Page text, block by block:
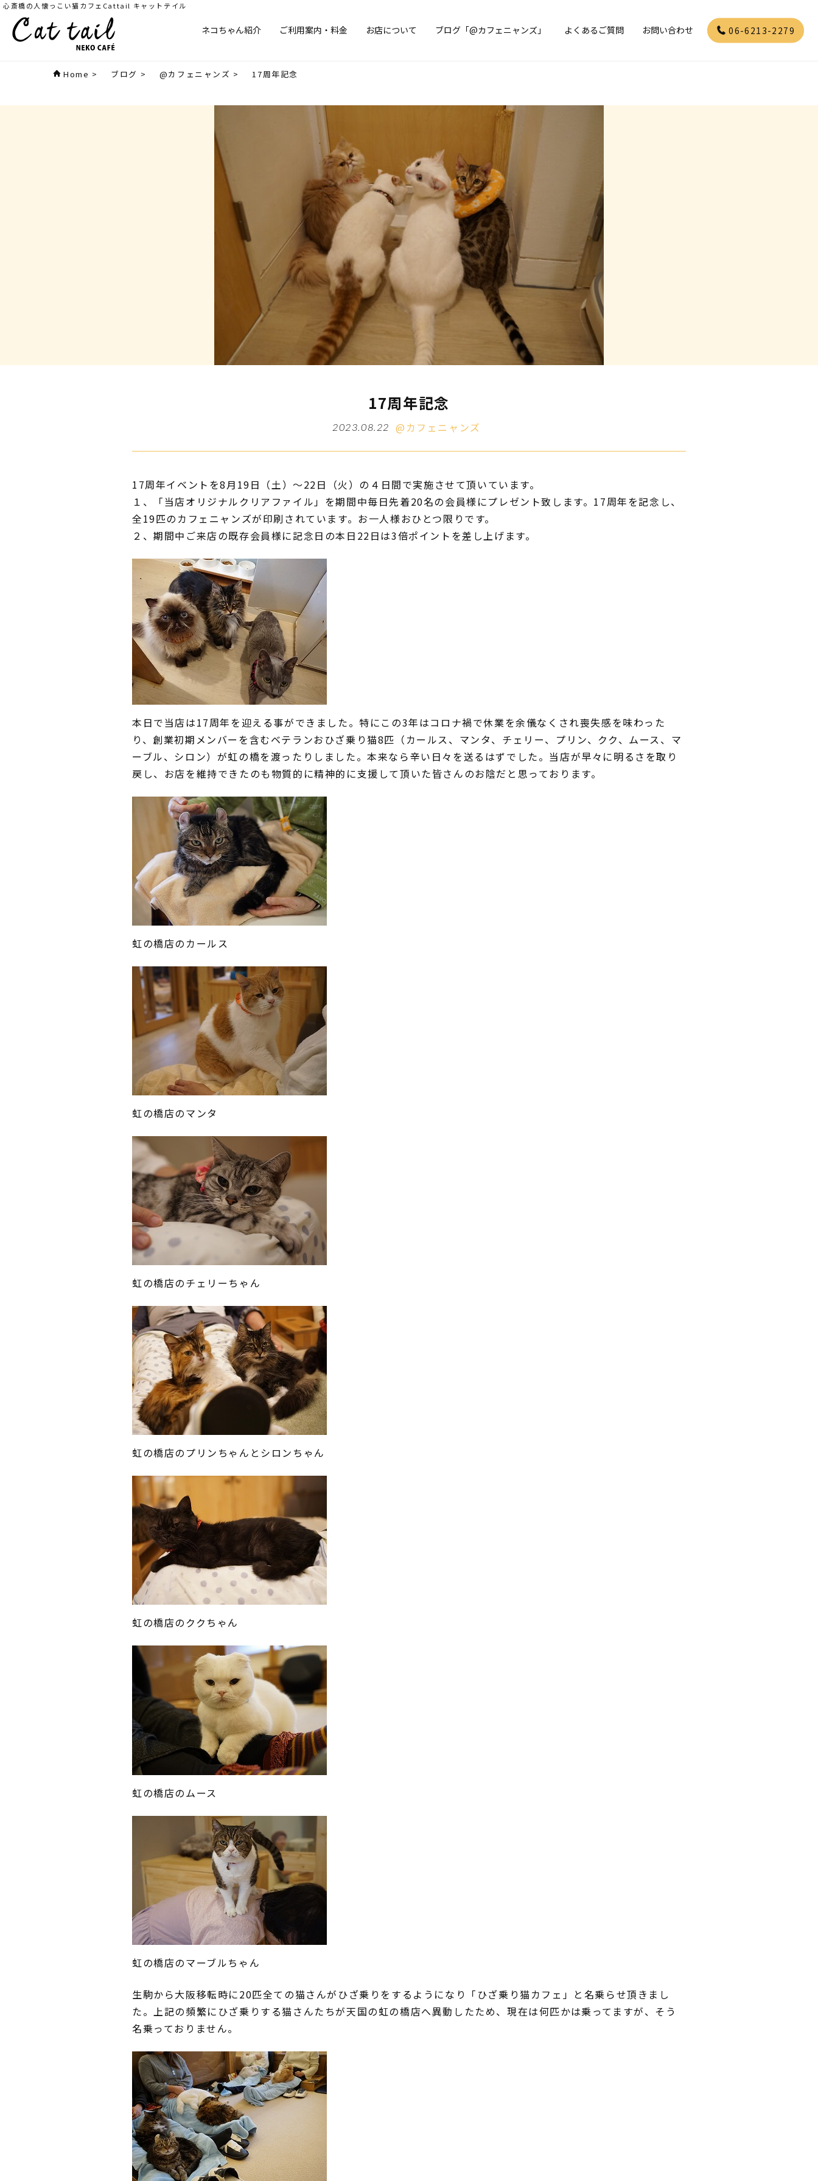
心斎橋の人懐っこい猫カフェCattail キャットテイル
ネコちゃん紹介 ご利用案内・料金 お店について ブログ「@カフェニャンズ」 よくあるご質問 お問い合わせ 06-6213-2279
Home > ブログ > @カフェニャンズ > 17周年記念
17周年記念
2023.08.22 @カフェニャンズ
17周年イベントを8月19日（土）～22日（火）の４日間で実施させて頂いています。
１、「当店オリジナルクリアファイル」を期間中毎日先着20名の会員様にプレゼント致します。17周年を記念し、
全19匹のカフェニャンズが印刷されています。お一人様おひとつ限りです。
２、期間中ご来店の既存会員様に記念日の本日22日は3倍ポイントを差し上げます。
本日で当店は17周年を迎える事ができました。特にこの3年はコロナ禍で休業を余儀なくされ喪失感を味わった
り、創業初期メンバーを含むベテランおひざ乗り猫8匹（カールス、マンタ、チェリー、プリン、クク、ムース、マ
ーブル、シロン）が虹の橋を渡ったりしました。本来なら辛い日々を送るはずでした。当店が早々に明るさを取り
戻し、お店を維持できたのも物質的に精神的に支援して頂いた皆さんのお陰だと思っております。
虹の橋店のカールス
虹の橋店のマンタ
虹の橋店のチェリーちゃん
虹の橋店のプリンちゃんとシロンちゃん
虹の橋店のククちゃん
虹の橋店のムース
虹の橋店のマーブルちゃん
生駒から大阪移転時に20匹全ての猫さんがひざ乗りをするようになり「ひざ乗り猫カフェ」と名乗らせ頂きまし
た。上記の頻繁にひざ乗りする猫さんたちが天国の虹の橋店へ異動したため、現在は何匹かは乗ってますが、そう
名乗っておりません。